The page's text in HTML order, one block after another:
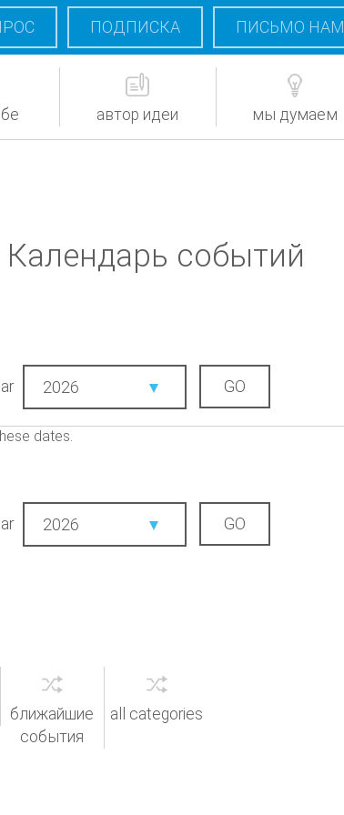
ПОДПИСКА ПИСЬМО НАМ
автор идеи мы думаем
Календарь событий
2026
dates.
2026
ближайшие
события
all categories